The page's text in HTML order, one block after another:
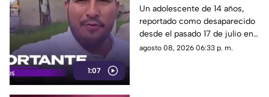
1:07
Tlaquepaque es
trasladado a Jalisco
tras ser localizado en
Michoacán
Un adolescente de 14 años,
reportado como desaparecido
desde el pasado 17 de julio en
Tlaquepaque, fue localizado
agosto 08, 2026 06:33 p. m.